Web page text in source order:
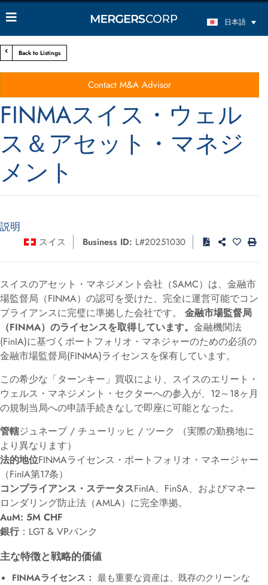
日本語
Back to Listings
Contact M&A Advisor
FINMAスイス・ウェル
ス＆アセット・マネジ
メント
説明
スイス Business ID: L#20251030
スイスのアセット・マネジメント会社（SAMC）は、金融市
場監督局（FINMA）の認可を受けた、完全に運営可能でコン
プライアンスに完璧に準拠した会社です。 金融市場監督局
（FINMA）のライセンスを取得しています。 金融機関法
(FinIA)に基づくポートフォリオ・マネジャーのための必須の
金融市場監督局(FINMA)ライセンスを保有しています。
この希少な「ターンキー」買収により、スイスのエリート・
ウェルス・マネジメント・セクターへの参入が、12～18ヶ月
の規制当局への申請手続きなしで即座に可能となった。
管轄ジュネーブ / チューリッヒ / ツーク （実際の勤務地に
より異なります）
法的地位FINMAライセンス・ポートフォリオ・マネージャー
（FinIA第17条）
コンプライアンス・ステータスFinIA、FinSA、およびマネー
ロンダリング防止法（AMLA）に完全準拠。
AuM: 5M CHF
銀行：LGT & VPバンク
主な特徴と戦略的価値
FINMAライセンス： 最も重要な資産は、既存のクリーンな